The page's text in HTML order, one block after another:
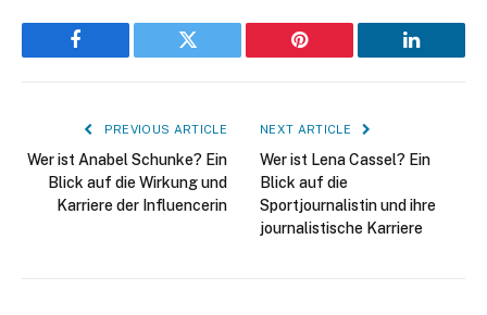
Facebook Twitter Pinterest LinkedIn
PREVIOUS ARTICLE
Wer ist Anabel Schunke? Ein
Blick auf die Wirkung und
Karriere der Influencerin
NEXT ARTICLE
Wer ist Lena Cassel? Ein
Blick auf die
Sportjournalistin und ihre
journalistische Karriere